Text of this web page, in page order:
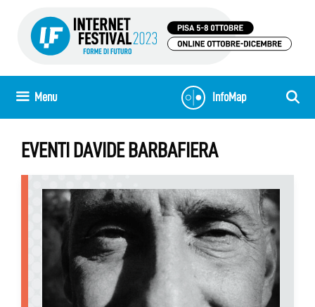
contenuto
InfoMap
Menu
EVENTI DAVIDE BARBAFIERA